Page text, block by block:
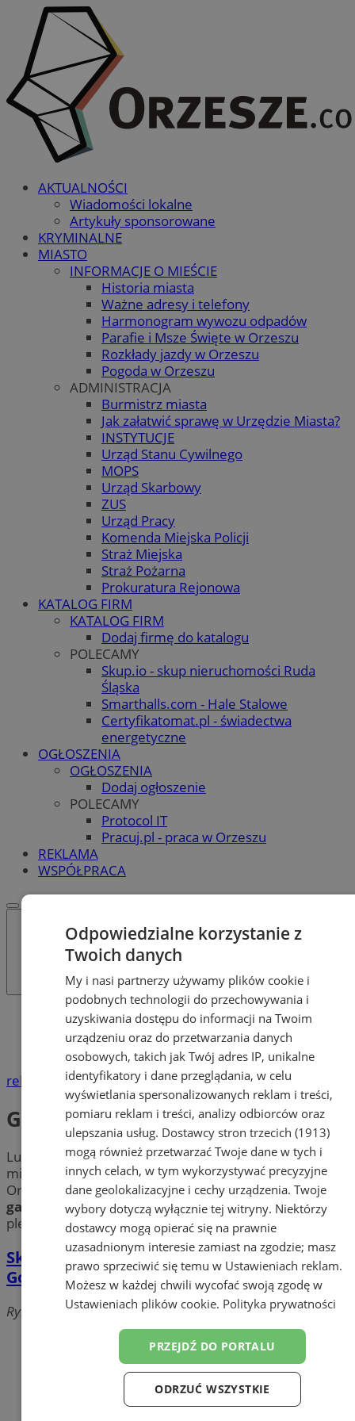
AKTUALNOŚCI
Wiadomości lokalne
Artykuły sponsorowane
KRYMINALNE
MIASTO
INFORMACJE O MIEŚCIE
Historia miasta
Ważne adresy i telefony
Harmonogram wywozu odpadów
Parafie i Msze Święte w Orzeszu
Rozkłady jazdy w Orzeszu
Pogoda w Orzeszu
ADMINISTRACJA
Burmistrz miasta
Jak załatwić sprawę w Urzędzie Miasta?
INSTYTUCJE
Urząd Stanu Cywilnego
MOPS
Urząd Skarbowy
ZUS
Urząd Pracy
Komenda Miejska Policji
Straż Miejska
Straż Pożarna
Prokuratura Rejonowa
KATALOG FIRM
KATALOG FIRM
Dodaj firmę do katalogu
POLECAMY
Skup.io - skup nieruchomości Ruda
Śląska
Smarthalls.com - Hale Stalowe
Certyfikatomat.pl - świadectwa
energetyczne
OGŁOSZENIA
OGŁOSZENIA
Dodaj ogłoszenie
POLECAMY
Protocol IT
Pracuj.pl - praca w Orzeszu
REKLAMA
WSPÓŁPRACA
Katalog firm
Moda
Galanterie
reklama
Galanterie
Lubisz skórzane dodatki? Sprawdźgalanteriew
mieście Orzesze. Znajdź najlepsze sklepy w pobliżu
Orzesza posiadające w swojej ofercie szeroki wybór
galanterii skórzanejm.in. torby i torebki, portfele,
plecaki, etui, walizki, paski, teczki oraz torby podróżne.
Skóra Sprzedaż Galanterii Skórzanej Helena
Gołowczyk
Rybnicka, 43-180 Orzesze
Pozostałe firmy w kategorii
Odpowiedzialne korzystanie z
Twoich danych
My i nasi partnerzy używamy plików cookie i
podobnych technologii do przechowywania i
uzyskiwania dostępu do informacji na Twoim
urządzeniu oraz do przetwarzania danych
osobowych, takich jak Twój adres IP, unikalne
identyfikatory i dane przeglądania, w celu
wyświetlania spersonalizowanych reklam i treści,
pomiaru reklam i treści, analizy odbiorców oraz
ulepszania usług. Dostawcy stron trzecich (1913)
mogą również przetwarzać Twoje dane w tych i
innych celach, w tym wykorzystywać precyzyjne
dane geolokalizacyjne i cechy urządzenia. Twoje
wybory dotyczą wyłącznie tej witryny. Niektórzy
dostawcy mogą opierać się na prawnie
uzasadnionym interesie zamiast na zgodzie; masz
prawo sprzeciwić się temu w Ustawieniach reklam.
Możesz w każdej chwili wycofać swoją zgodę w
Ustawieniach plików cookie. Polityka prywatności
PRZEJDŹ DO PORTALU
ODRZUĆ WSZYSTKIE